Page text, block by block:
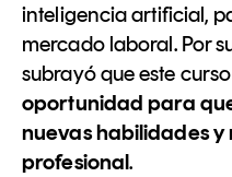
inteligencia artificial,
mercado laboral. Por
subrayó que este
oportunidad para
nuevas habilidades y
profesional.